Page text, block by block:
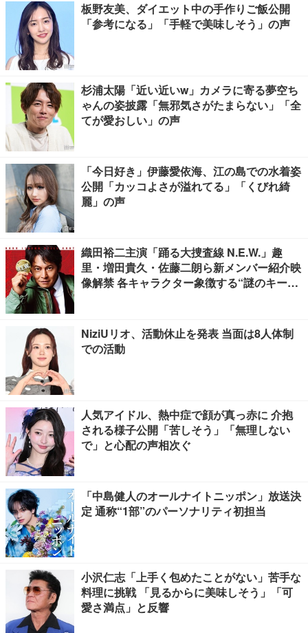
板野友美、ダイエット中の手作りご飯公開
「参考になる」「手軽で美味しそう」の声
杉浦太陽「近い近いw」カメラに寄る夢空ち
ゃんの姿披露「無邪気さがたまらない」「全
てが愛おしい」の声
「今日好き」伊藤愛依海、江の島での水着姿
公開「カッコよさが溢れてる」「くびれ綺
麗」の声
織田裕二主演「踊る大捜査線 N.E.W.」趣
里・増田貴久・佐藤二朗ら新メンバー紹介映
像解禁 各キャラクター象徴する“謎のキーワ
NiziUリオ、活動休止を発表 当面は8人体制
での活動
人気アイドル、熱中症で顔が真っ赤に 介抱
される様子公開「苦しそう」「無理しない
で」と心配の声相次ぐ
「中島健人のオールナイトニッポン」放送決
定 通称“1部”のパーソナリティ初担当
小沢仁志「上手く包めたことがない」苦手な
料理に挑戦 「見るからに美味しそう」「可
愛さ満点」と反響